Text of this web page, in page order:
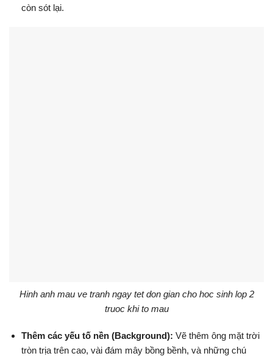
còn sót lại.
Hinh anh mau ve tranh ngay tet don gian cho hoc sinh lop 2
truoc khi to mau
Thêm các yếu tố nền (Background): Vẽ thêm ông mặt trời
tròn trịa trên cao, vài đám mây bồng bềnh, và những chú